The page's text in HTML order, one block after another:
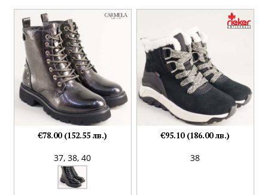
37,38,40
€78.00 (152.55 лв.)
38
€95.10 (186.00 лв.)